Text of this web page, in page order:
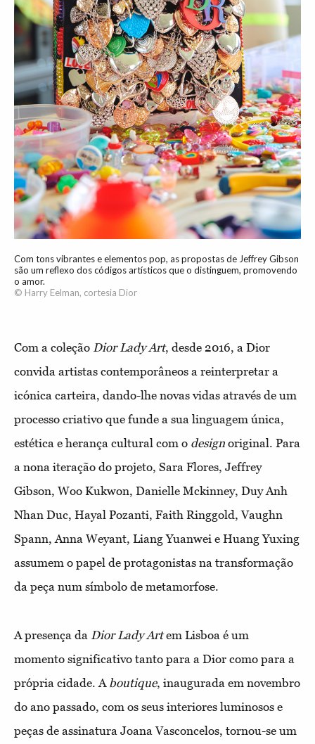
Com tons vibrantes e elementos pop, as propostas de Jeffrey Gibson
são um reflexo dos códigos artísticos que o distinguem, promovendo
o amor.
© Harry Eelman, cortesia Dior
Com a coleção Dior Lady Art, desde 2016, a Dior
convida artistas contemporâneos a reinterpretar a
icónica carteira, dando-lhe novas vidas através de um
processo criativo que funde a sua linguagem única,
estética e herança cultural com o design original. Para
a nona iteração do projeto, Sara Flores, Jeffrey
Gibson, Woo Kukwon, Danielle Mckinney, Duy Anh
Nhan Duc, Hayal Pozanti, Faith Ringgold, Vaughn
Spann, Anna Weyant, Liang Yuanwei e Huang Yuxing
assumem o papel de protagonistas na transformação
da peça num símbolo de metamorfose.
A presença da Dior Lady Artem Lisboa é um
momento significativo tanto para a Dior como para a
própria cidade. A boutique, inaugurada em novembro
do ano passado, com os seus interiores luminosos e
peças de assinatura Joana Vasconcelos, tornou-se um